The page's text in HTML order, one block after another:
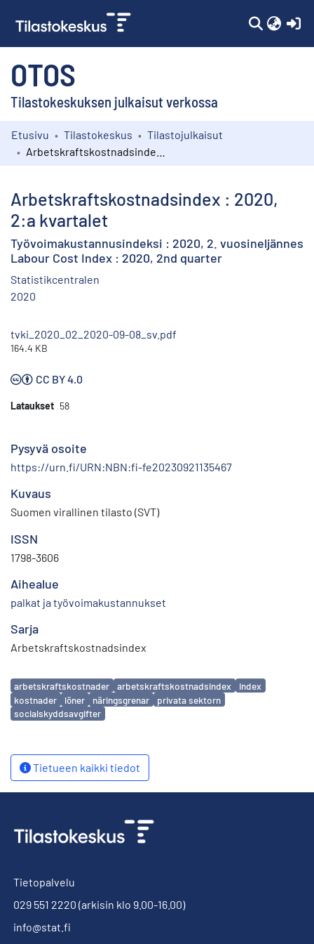
OTOS
Tilastokeskuksen julkaisut verkossa
Kokoelmat
Etusivu Tilastokeskus
Tilastojulkaisut
Arbetskraftskostnadsindex : 2020,
2:a kvartalet
Työvoimakustannusindeksi : 2020, 2. vuosineljännes
Labour Cost Index : 2020, 2nd quarter
Statistikcentralen
2020
tvki_2020_02_2020-09-08_sv.pdf
164.4 KB
CC BY 4.0
Lataukset 58
Pysyvä osoite
https://urn.fi/URN:NBN:fi-fe20230921135467
Kuvaus
Suomen virallinen tilasto (SVT)
ISSN
1798-3606
Aihealue
palkat ja työvoimakustannukset
Sarja
Arbetskraftskostnadsindex
Avainsanat
arbetskraftskostnader arbetskraftskostnadsindex
index
kostnader
löner näringsgrenar
privata sektorn
socialskyddsavgifter
Tietueen kaikki tiedot
Tietopalvelu
029 551 2220 (arkisin klo 9.00-16.00)
info@stat.fi